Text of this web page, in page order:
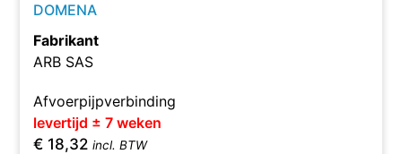
DOMENA
Fabrikant
ARB SAS
Afvoerpijpverbinding
levertijd ± 7 weken
€ 18,32 incl. BTW